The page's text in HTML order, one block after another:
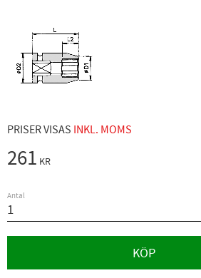
PRISER VISAS INKL. MOMS
261 KR
Antal
KÖP